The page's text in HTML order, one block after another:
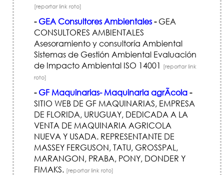
[reportar link roto]
- GEA Consultores Ambientales-GEA
CONSULTORES AMBIENTALES
Asesoramiento y consultoría Ambiental
Sistemas de Gestión Ambiental Evaluación
de Impacto Ambiental ISO 14001 [reportar link
roto]
- GF Maquinarias- Maquinaria agrÃ­cola-
SITIO WEB DE GF MAQUINARIAS, EMPRESA
DE FLORIDA, URUGUAY, DEDICADA A LA
VENTA DE MAQUINARIA AGRICOLA
NUEVA Y USADA. REPRESENTANTE DE
MASSEY FERGUSON, TATU, GROSSPAL,
MARANGON, PRABA, PONY, DONDER Y
FIMAKS. [reportar link roto]